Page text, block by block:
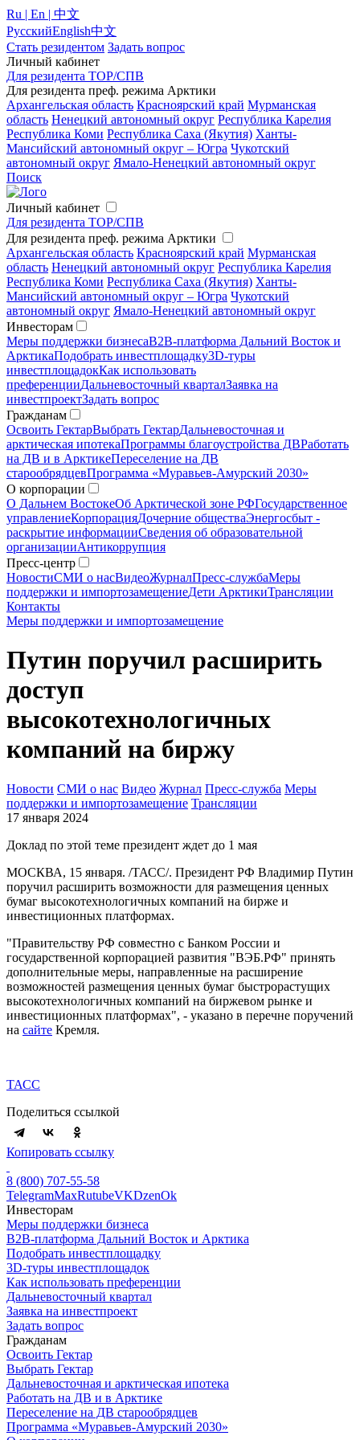
Ru | En | 中文
РусскийEnglish中文
Стать резидентом Задать вопрос
Личный кабинет
Для резидента ТОР/СПВ
Для резидента преф. режима Арктики
Архангельская область Красноярский край Мурманская
область Ненецкий автономный округ Республика Карелия
Республика Коми Республика Саха (Якутия) Ханты-
Мансийский автономный округ – Югра Чукотский
автономный округ Ямало-Ненецкий автономный округ
Поиск
Личный кабинет
Для резидента ТОР/СПВ
Для резидента преф. режима Арктики
Архангельская область Красноярский край Мурманская
область Ненецкий автономный округ Республика Карелия
Республика Коми Республика Саха (Якутия) Ханты-
Мансийский автономный округ – Югра Чукотский
автономный округ Ямало-Ненецкий автономный округ
Инвесторам
Меры поддержки бизнесаB2B-платформа Дальний Восток и
АрктикаПодобрать инвестплощадку3D-туры
инвестплощадокКак использовать
преференцииДальневосточный кварталЗаявка на
инвестпроектЗадать вопрос
Гражданам
Освоить ГектарВыбрать ГектарДальневосточная и
арктическая ипотекаПрограммы благоустройства ДВРаботать
на ДВ и в АрктикеПереселение на ДВ
старообрядцевПрограмма «Муравьев-Амурский 2030»
О корпорации
О Дальнем ВостокеОб Арктической зоне РФГосударственное
управлениеКорпорацияДочерние обществаЭнергосбыт -
раскрытие информацииСведения об образовательной
организацииАнтикоррупция
Пресс-центр
НовостиСМИ о насВидеоЖурналПресс-службаМеры
поддержки и импортозамещениеДети АрктикиТрансляции
Контакты
Меры поддержки и импортозамещение
Путин поручил расширить
доступ
высокотехнологичных
компаний на биржу
Новости СМИ о нас Видео Журнал Пресс-служба Меры
поддержки и импортозамещение Трансляции
17 января 2024
Доклад по этой теме президент ждет до 1 мая
МОСКВА, 15 января. /ТАСС/. Президент РФ Владимир Путин
поручил расширить возможности для размещения ценных
бумаг высокотехнологичных компаний на бирже и
инвестиционных платформах.
"Правительству РФ совместно с Банком России и
государственной корпорацией развития "ВЭБ.РФ" принять
дополнительные меры, направленные на расширение
возможностей размещения ценных бумаг быстрорастущих
высокотехнологичных компаний на биржевом рынке и
инвестиционных платформах", - указано в перечне поручений
на сайте Кремля.
ТАСС
Поделиться ссылкой
Копировать ссылку
8 (800) 707-55-58
TelegramMaxRutubeVKDzenOk
Инвесторам
Меры поддержки бизнеса
B2B-платформа Дальний Восток и Арктика
Подобрать инвестплощадку
3D-туры инвестплощадок
Как использовать преференции
Дальневосточный квартал
Заявка на инвестпроект
Задать вопрос
Гражданам
Освоить Гектар
Выбрать Гектар
Дальневосточная и арктическая ипотека
Работать на ДВ и в Арктике
Переселение на ДВ старообрядцев
Программа «Муравьев-Амурский 2030»